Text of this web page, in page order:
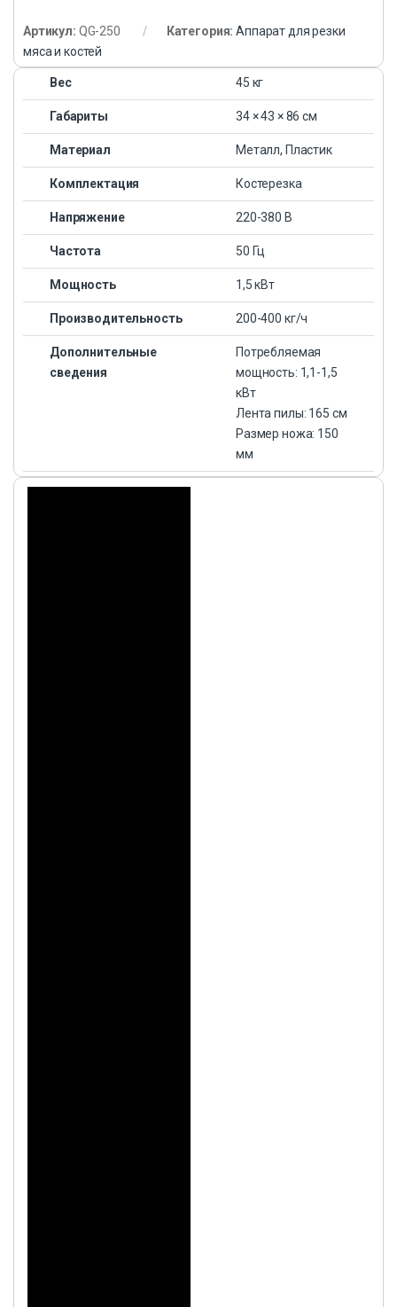
Артикул: QG-250 Категория:Аппарат для резки
мяса и костей
Вес 45 кг
Габариты 34 × 43 × 86 см
Материал Металл, Пластик
Комплектация Костерезка
Напряжение 220-380 В
Частота 50 Гц
Мощность 1,5 кВт
Производительность 200-400 кг/ч
Дополнительные
сведения
Потребляемая
мощность: 1,1-1,5
кВт
Лента пилы: 165 см
Размер ножа: 150
мм